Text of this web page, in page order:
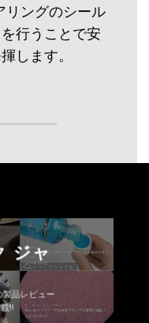
リングのシール
行うことで安
します。
ジャ
品レビュー
!!